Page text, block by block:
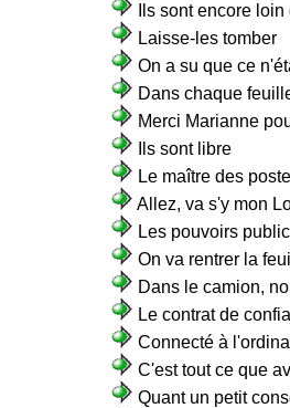
Ils sont encore
Laisse-les tomber
On a su que ce
Dans chaque
Merci Marianne
Ils sont libre
Le maître des
Allez, va s'y mon
Les pouvoirs
On va rentrer la
Dans le camion,
Le contrat de
Connecté à
C'est tout ce que
Quant un petit